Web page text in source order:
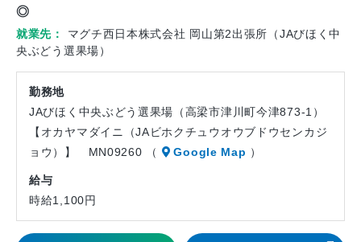
◎
就業先
マグチ西日本株式会社 岡山第2出張所（JAびほく中
央ぶどう選果場）
勤務地
JAびほく中央ぶどう選果場（高梁市津川町今津873-1）
【オカヤマダイニ（JAビホクチュウオウブドウセンカジ
ョウ）】 MN09260 （
Google Map ）
給与
時給1,100円